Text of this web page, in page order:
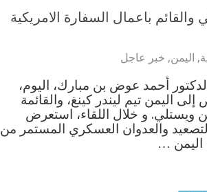
باعمال السفارة الامريكية
, اليمن, خبر عاجل
أحمد عوض بن مبارك، اليوم،
اليمن تيم ليندر كينغ، والقائمة
ويستلي. و خلال اللقاء، استعرض
والعدوان العسكري المستمر من
اليمن …